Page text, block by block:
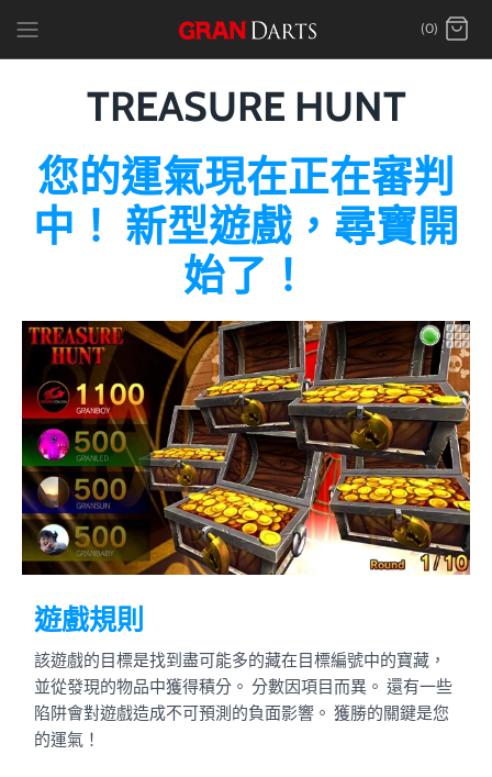
內
(0)
TREASURE HUNT
您的運氣現在正在審判
中！ 新型遊戲，尋寶開
始了！
遊戲規則
該遊戲的目標是找到盡可能多的藏在目標編號中的寶藏，
並從發現的物品中獲得積分。 分數因項目而異。 還有一些
陷阱會對遊戲造成不可預測的負面影響。 獲勝的關鍵是您
的運氣！